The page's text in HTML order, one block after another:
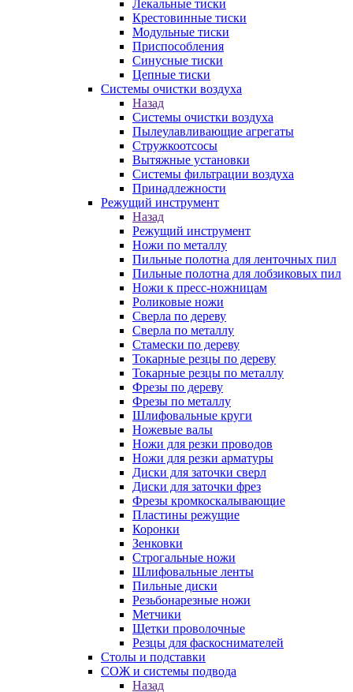
Лекальные тиски
Крестовинные тиски
Модульные тиски
Приспособления
Синусные тиски
Цепные тиски
Системы очистки воздуха
Назад
Системы очистки воздуха
Пылеулавливающие агрегаты
Стружкоотсосы
Вытяжные установки
Системы фильтрации воздуха
Принадлежности
Режущий инструмент
Назад
Режущий инструмент
Ножи по металлу
Пильные полотна для ленточных пил
Пильные полотна для лобзиковых пил
Ножи к пресс-ножницам
Роликовые ножи
Сверла по дереву
Сверла по металлу
Стамески по дереву
Токарные резцы по дереву
Токарные резцы по металлу
Фрезы по дереву
Фрезы по металлу
Шлифовальные круги
Ножевые валы
Ножи для резки проводов
Ножи для резки арматуры
Диски для заточки сверл
Диски для заточки фрез
Фрезы кромкоскалывающие
Пластины режущие
Коронки
Зенковки
Строгальные ножи
Шлифовальные ленты
Пильные диски
Резьбонарезные ножи
Метчики
Щетки проволочные
Резцы для фаскоснимателей
Столы и подставки
СОЖ и системы подвода
Назад